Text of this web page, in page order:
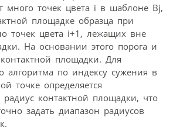
много точек цвета i в шаблоне Bj,
площадке образца при
точек цвета i+1, лежащих вне
На основании этого порога и
площадки. Для
алгоритма по индексу сужения в
точке определяется
контактной площадки, что
задать диапазон радиусов